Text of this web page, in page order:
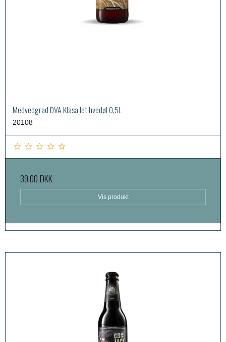
Medvedgrad DVA Klasa let hvedøl 0,5L
20108
39,00 DKK
Vis produkt